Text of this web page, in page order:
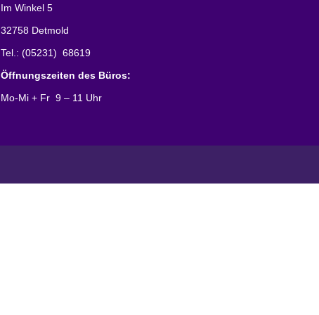
Im Winkel 5
32758 Detmold
Tel.: (05231) 68619
Öffnungszeiten des Büros:
Mo-Mi + Fr 9 – 11 Uhr